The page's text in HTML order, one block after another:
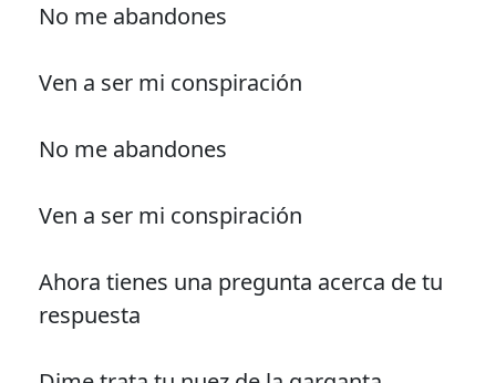
No me abandones
Ven a ser mi conspiración
No me abandones
Ven a ser mi conspiración
Ahora tienes una pregunta acerca de tu
respuesta